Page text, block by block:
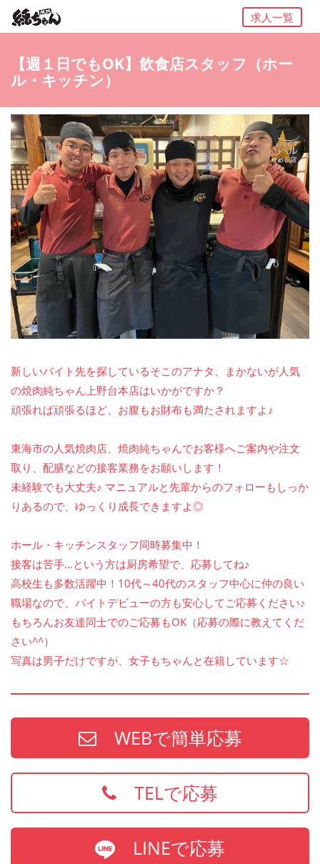
求人一覧
【週１日でもOK】飲食店スタッフ（ホー
ル・キッチン）
新しいバイト先を探しているそこのアナタ、まかないが人気
の焼肉純ちゃん上野台本店はいかがですか？
頑張れば頑張るほど、お腹もお財布も満たされますよ♪
東海市の人気焼肉店、焼肉純ちゃんでお客様へご案内や注文
取り、配膳などの接客業務をお願いします！
未経験でも大丈夫♪ マニュアルと先輩からのフォローもしっか
りあるので、ゆっくり成長できますよ◎
ホール・キッチンスタッフ同時募集中！
接客は苦手…という方は厨房希望で、応募してね♪
高校生も多数活躍中！10代～40代のスタッフ中心に仲の良い
職場なので、バイトデビューの方も安心してご応募ください♪
もちろんお友達同士でのご応募もOK（応募の際に教えてくだ
さい^^）
写真は男子だけですが、女子もちゃんと在籍しています☆
WEBで簡単応募
TELで応募
LINEで応募